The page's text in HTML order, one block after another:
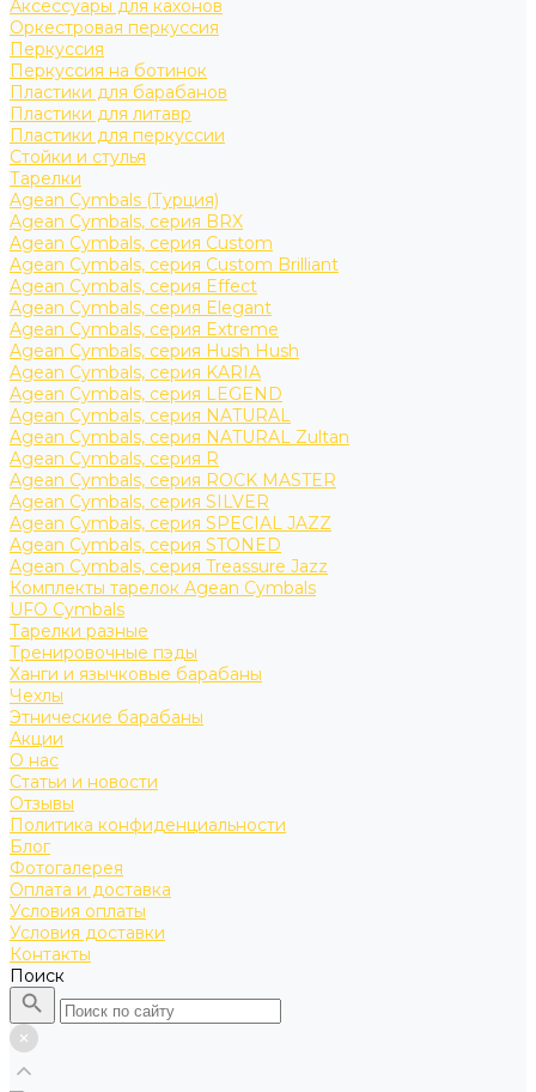
Аксессуары для кахонов
Оркестровая перкуссия
Перкуссия
Перкуссия на ботинок
Пластики для барабанов
Пластики для литавр
Пластики для перкуссии
Стойки и стулья
Тарелки
Agean Cymbals (Турция)
Agean Cymbals, серия BRX
Agean Cymbals, серия Custom
Agean Cymbals, серия Custom Brilliant
Agean Cymbals, серия Effect
Agean Cymbals, серия Elegant
Agean Cymbals, серия Extreme
Agean Cymbals, серия Hush Hush
Agean Cymbals, серия KARIA
Agean Cymbals, серия LEGEND
Agean Cymbals, серия NATURAL
Agean Cymbals, серия NATURAL Zultan
Agean Cymbals, серия R
Agean Cymbals, серия ROCK MASTER
Agean Cymbals, серия SILVER
Agean Cymbals, серия SPECIAL JAZZ
Agean Cymbals, серия STONED
Agean Cymbals, серия Treassure Jazz
Комплекты тарелок Agean Cymbals
UFO Cymbals
Тарелки разные
Тренировочные пэды
Ханги и язычковые барабаны
Чехлы
Этнические барабаны
Акции
О нас
Статьи и новости
Отзывы
Политика конфиденциальности
Блог
Фотогалерея
Оплата и доставка
Условия оплаты
Условия доставки
Контакты
Поиск